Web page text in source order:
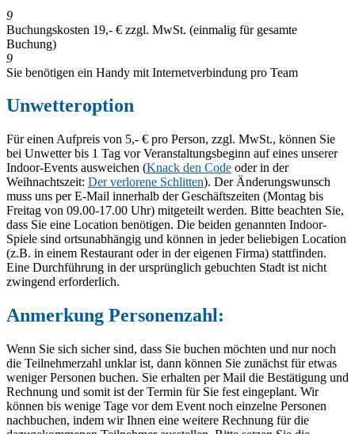
9
Buchungskosten 19,- € zzgl. MwSt. (einmalig für gesamte
Buchung)
9
Sie benötigen ein Handy mit Internetverbindung pro Team
Unwetteroption
Für einen Aufpreis von 5,- € pro Person, zzgl. MwSt., können Sie
bei Unwetter bis 1 Tag vor Veranstaltungsbeginn auf eines unserer
Indoor-Events ausweichen (Knack den Code oder in der
Weihnachtszeit: Der verlorene Schlitten). Der Änderungswunsch
muss uns per E-Mail innerhalb der Geschäftszeiten (Montag bis
Freitag von 09.00-17.00 Uhr) mitgeteilt werden. Bitte beachten Sie,
dass Sie eine Location benötigen. Die beiden genannten Indoor-
Spiele sind ortsunabhängig und können in jeder beliebigen Location
(z.B. in einem Restaurant oder in der eigenen Firma) stattfinden.
Eine Durchführung in der ursprünglich gebuchten Stadt ist nicht
zwingend erforderlich.
Anmerkung Personenzahl:
Wenn Sie sich sicher sind, dass Sie buchen möchten und nur noch
die Teilnehmerzahl unklar ist, dann können Sie zunächst für etwas
weniger Personen buchen. Sie erhalten per Mail die Bestätigung und
Rechnung und somit ist der Termin für Sie fest eingeplant. Wir
können bis wenige Tage vor dem Event noch einzelne Personen
nachbuchen, indem wir Ihnen eine weitere Rechnung für die